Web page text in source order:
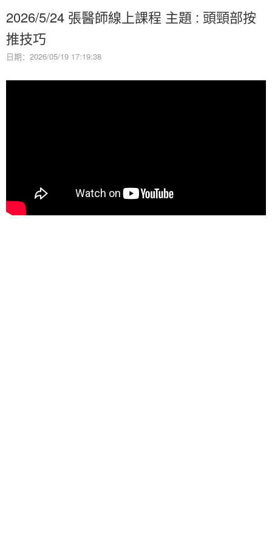
2026/5/24 張醫師線上課程 主題 : 頭頸部按
推技巧
日期：2026/05/19 17:19:38